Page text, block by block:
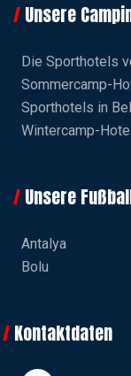
Unsere
Die Sporthotels
Sommercamp-
Sporthotels in
Wintercamp-
Unsere
Antalya
Bolu
Kontaktdaten